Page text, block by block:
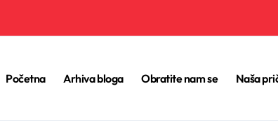
Početna Arhiva bloga Obratite nam se Naša